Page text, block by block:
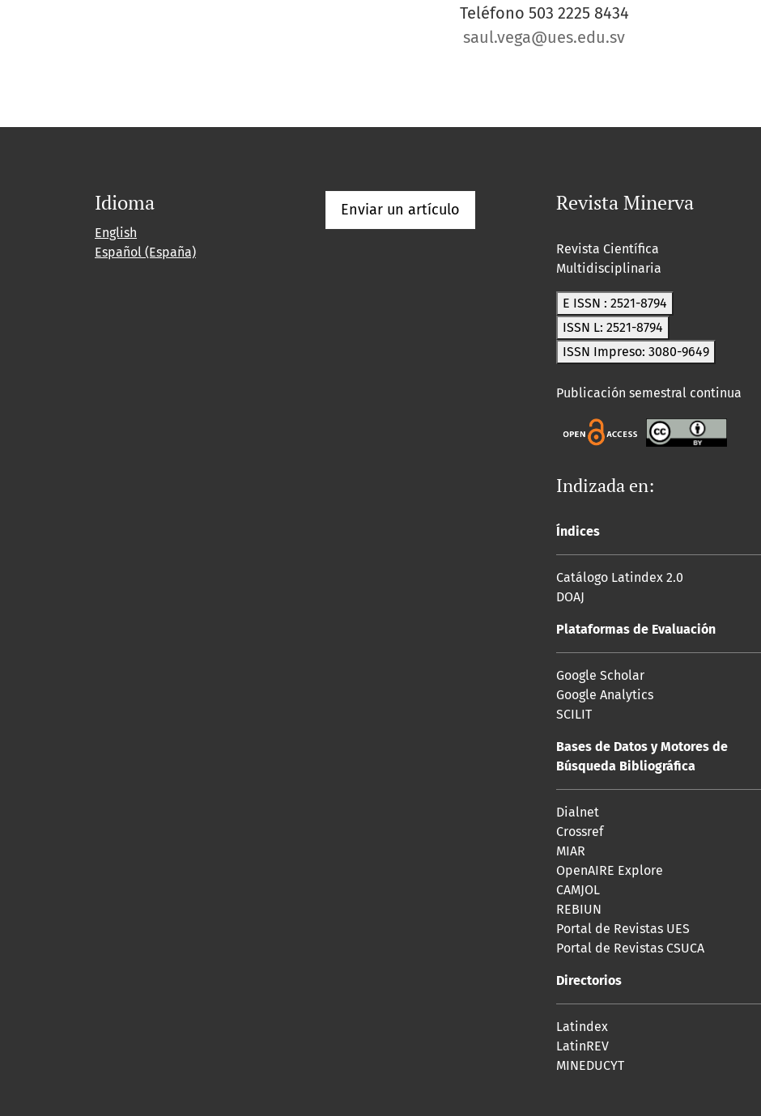
Teléfono 503 2225 8434
saul.vega@ues.edu.sv
Idioma
English
Español (España)
Enviar un artículo Revista Minerva
Revista Científica
Multidisciplinaria
E ISSN : 2521-8794
ISSN L: 2521-8794
ISSN Impreso: 3080-9649
Publicación semestral continua
Indizada en:
Índices
Catálogo Latindex 2.0
DOAJ
Plataformas de Evaluación
Google Scholar
Google Analytics
SCILIT
Bases de Datos y Motores de
Búsqueda Bibliográfica
Dialnet
Crossref
MIAR
OpenAIRE Explore
CAMJOL
REBIUN
Portal de Revistas UES
Portal de Revistas CSUCA
Directorios
Latindex
LatinREV
MINEDUCYT